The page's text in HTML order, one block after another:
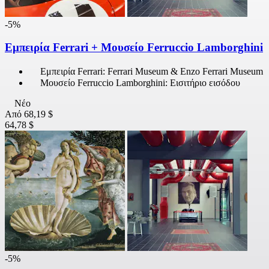
-5%
Εμπειρία Ferrari + Μουσείο Ferruccio Lamborghini
Εμπειρία Ferrari: Ferrari Museum & Enzo Ferrari Museum
Μουσείο Ferruccio Lamborghini: Εισιτήριο εισόδου
Νέο
Από 68,19 $
64,78 $
-5%